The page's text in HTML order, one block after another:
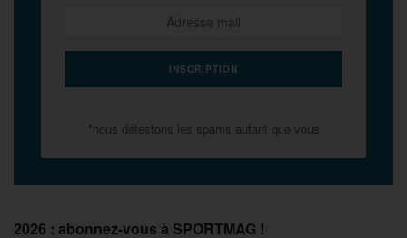
*nous détestons les spams autant que vous
2026 : abonnez-vous à SPORTMAG !